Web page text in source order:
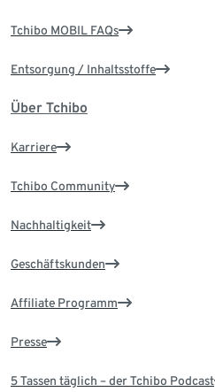
Tchibo MOBIL FAQs
Entsorgung / Inhaltsstoffe
Über Tchibo
Karriere
Tchibo Community
Nachhaltigkeit
Geschäftskunden
Affiliate Programm
Presse
5 Tassen täglich – der Tchibo Podcast